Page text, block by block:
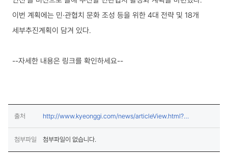
이번 계획에는 민·관협치 문화 조성 등을 위한 4대 전략 및 18개
세부추진계획이 담겨 있다.
--자세한 내용은 링크를 확인하세요--
출처
http://www.kyeonggi.com/news/articleView.html?
첨부파일
첨부파일이 없습니다.